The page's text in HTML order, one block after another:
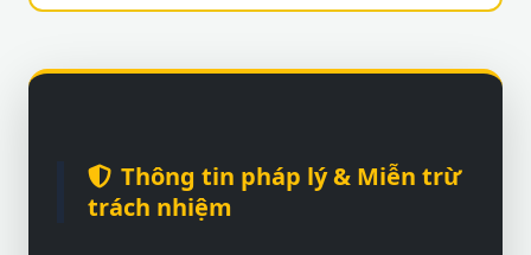
Thông tin pháp lý & Miễn trừ
trách nhiệm